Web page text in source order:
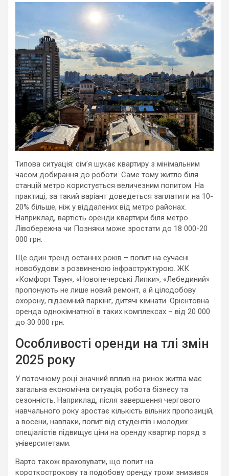
Типова ситуація: сім’я шукає квартиру з мінімальним
часом добирання до роботи. Саме тому житло біля
станцій метро користується величезним попитом. На
практиці, за такий варіант доведеться заплатити на 10-
20% більше, ніж у віддалених від метро районах.
Наприклад, вартість оренди квартири біля метро
Лівобережна чи Позняки може зростати до 18 000-20
000 грн.
Ще один тренд останніх років – попит на сучасні
новобудови з розвиненою інфраструктурою. ЖК
«Комфорт Таун», «Новопечерські Липки», «Лебединий»
пропонують не лише новий ремонт, а й цілодобову
охорону, підземний паркінг, дитячі кімнати. Орієнтовна
оренда однокімнатної в таких комплексах – від 20 000
до 30 000 грн.
Особливості оренди на тлі змін
2025 року
У поточному році значний вплив на ринок житла має
загальна економічна ситуація, робота бізнесу та
сезонність. Наприклад, після завершення чергового
навчального року зростає кількість вільних пропозицій,
а восени, навпаки, попит від студентів і молодих
спеціалістів підвищує ціни на оренду квартир поряд з
університетами.
Варто також враховувати, що попит на
короткострокову та подобову оренду трохи знизився